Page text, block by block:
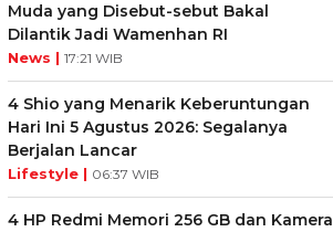
Muda yang Disebut-sebut Bakal
Dilantik Jadi Wamenhan RI
News | 17:21 WIB
4 Shio yang Menarik Keberuntungan
Hari Ini 5 Agustus 2026: Segalanya
Berjalan Lancar
Lifestyle | 06:37 WIB
4 HP Redmi Memori 256 GB dan Kamera